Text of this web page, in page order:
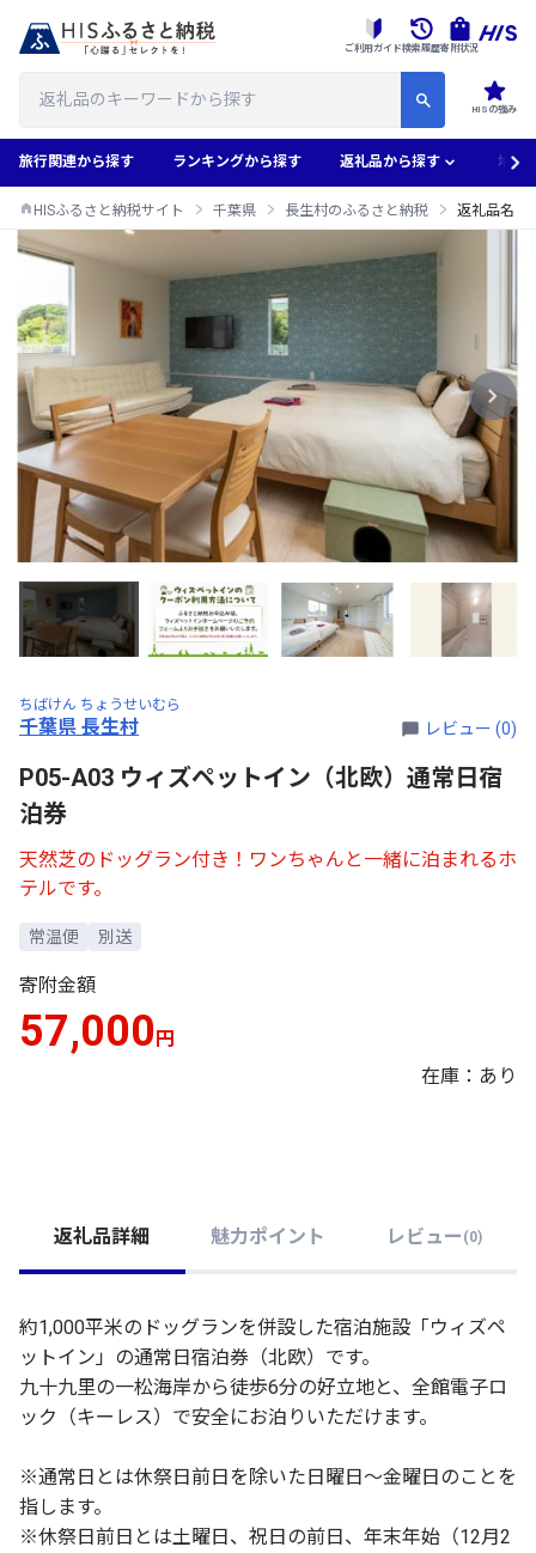
HISの強み
ご利用ガイド検索履歴寄附状況
旅行関連から探す ランキングから探す 返礼品から探す 地域
HISふるさと納税サイト 千葉県 長生村のふるさと納税 返礼品名
ちばけん ちょうせいむら
千葉県 長生村 レビュー (0)
P05-A03 ウィズペットイン（北欧）通常日宿
泊券
天然芝のドッグラン付き！ワンちゃんと一緒に泊まれるホ
テルです。
常温便 別送
寄附金額
57,000 円
在庫：あり
返礼品詳細 魅力ポイント レビュー (0)
約1,000平米のドッグランを併設した宿泊施設「ウィズペ
ットイン」の通常日宿泊券（北欧）です。
九十九里の一松海岸から徒歩6分の好立地と、全館電子ロ
ック（キーレス）で安全にお泊りいただけます。
※通常日とは休祭日前日を除いた日曜日～金曜日のことを
指します。
※休祭日前日とは土曜日、祝日の前日、年末年始（12月2